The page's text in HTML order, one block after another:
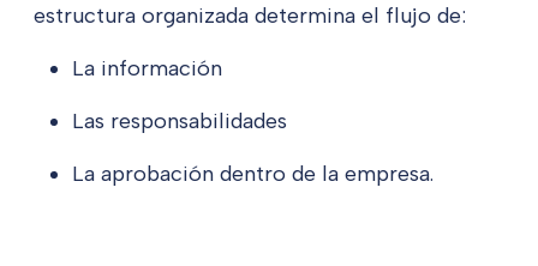
estructura organizada determina el flujo de:
La información
Las responsabilidades
La aprobación dentro de la empresa.